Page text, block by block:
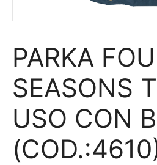
PARKA
SEASONS
USO CON